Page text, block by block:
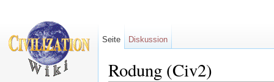
Rodung (Civ2)
Seite Diskussion